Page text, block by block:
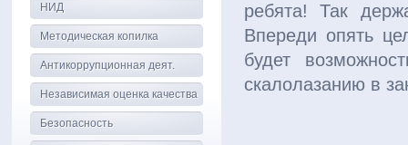
ребята! Так
Впереди опять
будет
скалолазанию в
НИД
Методическая копилка
Антикоррупционная деят.
Независимая оценка качества
Безопасность